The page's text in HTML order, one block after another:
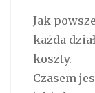
Jak
każda
koszty.
Czasem